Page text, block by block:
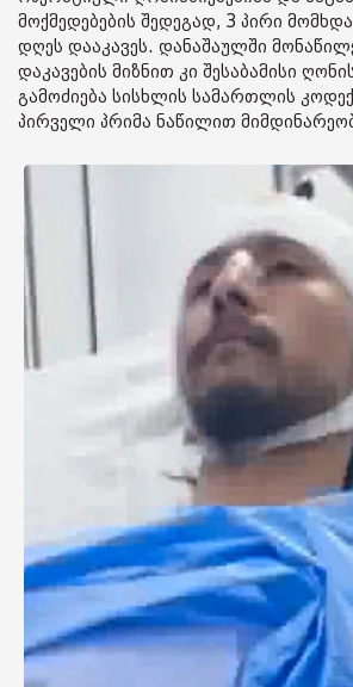
მოქმედებების შედეგად, 3 პირი
დღეს დააკავეს. დანაშაულში
დაკავების მიზნით კი შესაბამისი
გამოძიება სისხლის სამართლის
პირველი პრიმა ნაწილით